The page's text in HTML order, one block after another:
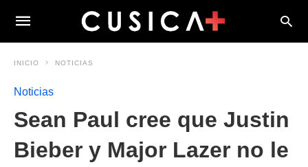
INICIO NOTICIAS
Noticias
Sean Paul cree que Justin
Bieber y Major Lazer no le